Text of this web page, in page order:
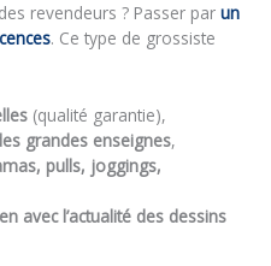
revendeurs ? Passer parun
. Ce type de grossiste
(qualité garantie),
grandes enseignes,
pulls, joggings,
avec l’actualité des dessins